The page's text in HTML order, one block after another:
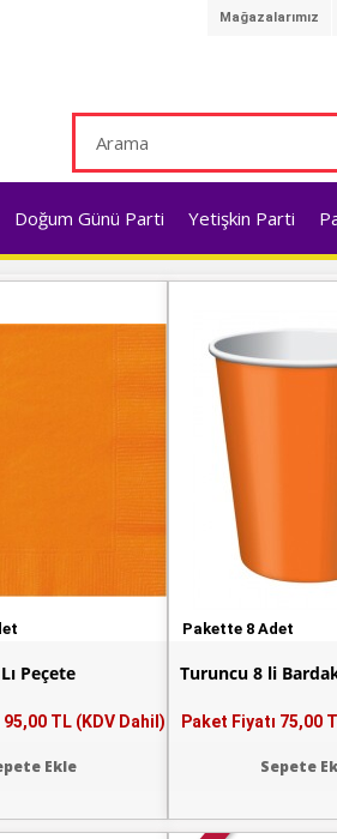
Mağazalarımız
Doğum Günü Parti Yetişkin Parti
Peçete
95,00 TL (KDV Dahil)
Ekle
Pakette 8 Adet
Turuncu 8 li
Paket Fiyatı 75,00
Sepete